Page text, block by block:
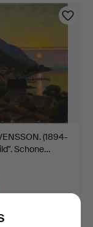
(1894-
Schone…